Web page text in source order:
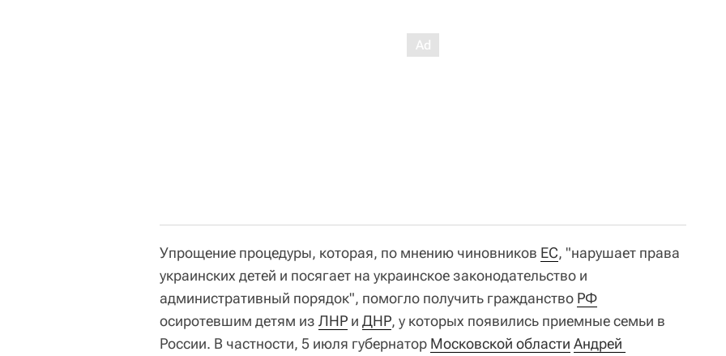
Упрощение процедуры, которая, по мнению чиновников ЕС, "нарушает права
украинских детей и посягает на украинское законодательство и
административный порядок", помогло получить гражданство РФ
осиротевшим детям из ЛНР и ДНР, у которых появились приемные семьи в
России. В частности, 5 июля губернатор Московской области Андрей